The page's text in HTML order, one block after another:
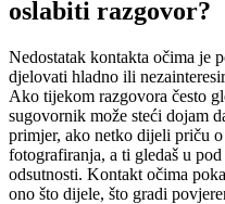
oslabiti razgovor?
Nedostatak kontakta očima je
djelovati hladno ili
Ako tijekom razgovora često
sugovornik može steći dojam
primjer, ako netko dijeli priču
fotografiranja, a ti gledaš u
odsutnosti. Kontakt očima
ono što dijele, što gradi